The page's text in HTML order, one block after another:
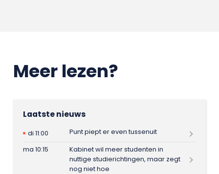
Meer lezen?
Laatste nieuws
di 11:00
Punt piept er even tussenuit
ma 10:15
Kabinet wil meer studenten in
nuttige studierichtingen, maar zegt
nog niet hoe